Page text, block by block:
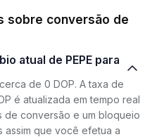
sobre conversão de
de 0 DOP. A taxa de
é atualizada em tempo real
de conversão e um bloqueio
que você efetua a